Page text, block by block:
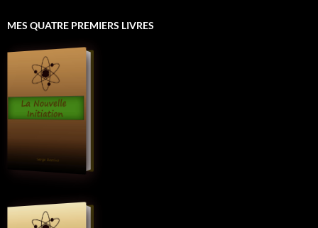
MES QUATRE PREMIERS LIVRES